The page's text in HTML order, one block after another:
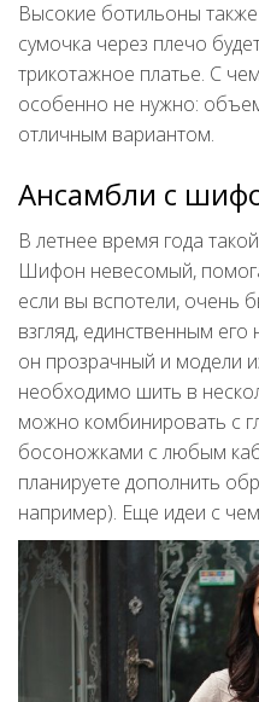
Высокие ботильоны
сумочка через плечо
трикотажное платье. С
особенно не нужно:
отличным вариантом.
Ансамбли с
В летнее время года
Шифон невесомый,
если вы вспотели, очень
взгляд, единственным его
он прозрачный и модели
необходимо шить в
можно комбинировать с
босоножками с любым
планируете дополнить
например). Еще идеи с